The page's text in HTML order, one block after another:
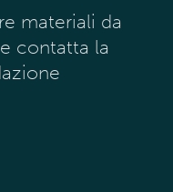
materiali da
contatta la